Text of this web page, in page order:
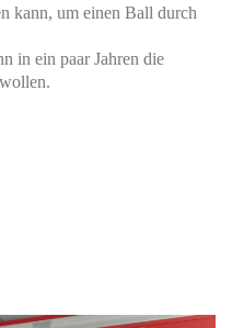
kann, um einen Ball durch
in ein paar Jahren die